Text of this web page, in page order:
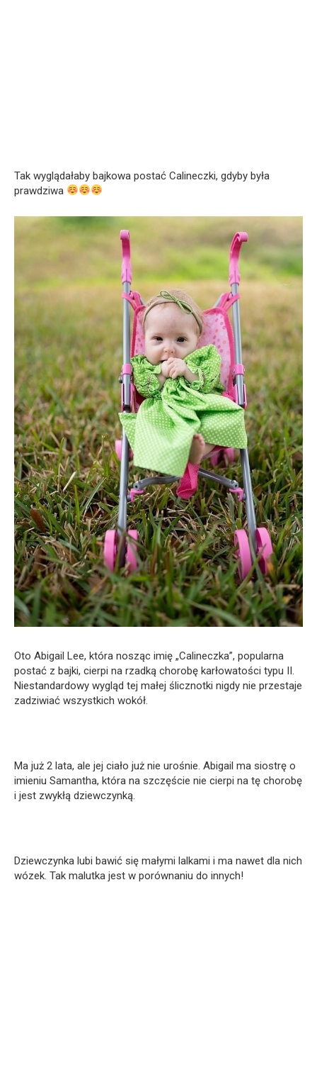
Tak wyglądałaby bajkowa postać Calineczki, gdyby była
prawdziwa
Oto Abigail Lee, która nosząc imię „Calineczka”, popularna
postać z bajki, cierpi na rzadką chorobę karłowatości typu II.
Niestandardowy wygląd tej małej ślicznotki nigdy nie przestaje
zadziwiać wszystkich wokół.
Ma już 2 lata, ale jej ciało już nie urośnie. Abigail ma siostrę o
imieniu Samantha, która na szczęście nie cierpi na tę chorobę
i jest zwykłą dziewczynką.
Dziewczynka lubi bawić się małymi lalkami i ma nawet dla nich
wózek. Tak malutka jest w porównaniu do innych!